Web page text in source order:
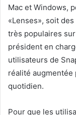
Mac et Windows,
«Lenses», soit
très populaires
président en
utilisateurs de
réalité augmentée
quotidien.
Pour que les